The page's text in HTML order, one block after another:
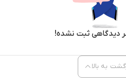
دیدگاهی ثبت نشده!
به بالا